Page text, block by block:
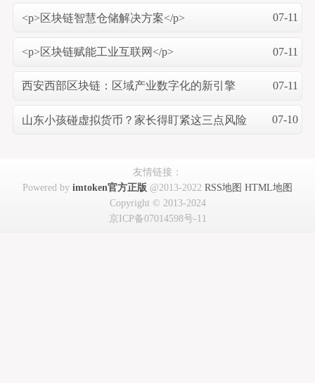
<p>区块链智慧仓储解决方案</p> 07-11
<p>区块链赋能工业互联网</p> 07-11
西安西部区块链：区域产业数字化的新引擎 07-11
山东小孩碰虚拟货币？家长得盯紧这三点风险 07-10
友情链接：
Powered by imtoken官方正版 @2013-2022 RSS地图 HTML地图
Copyright © 2013-2024
京ICP备07014598号-11